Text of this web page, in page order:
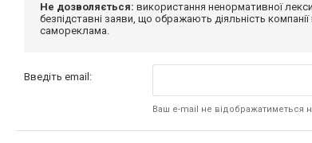
Не дозволяється: використання ненормативної
безпідставні заяви, що ображають діяльність
самореклама.
Введіть email:
Ваш e-mail не відображатиметься